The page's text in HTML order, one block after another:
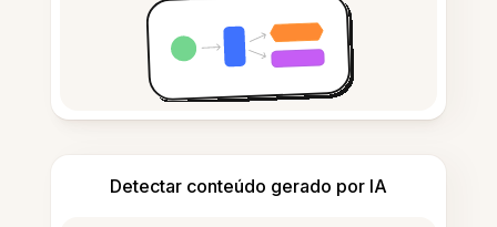
Detectar conteúdo gerado por IA